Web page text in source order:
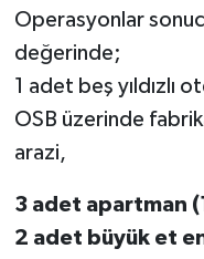
Operasyonlar
değerinde;
1 adet beş yıldızlı
OSB üzerinde
arazi,
3 adet apartman
2 adet büyük et
SPOR
TARİH
YAŞAM